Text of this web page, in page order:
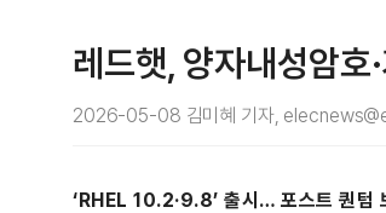
레드햇, 양자내성암호
2026-05-08 김미혜 기자,
‘RHEL 10.2·9.8’ 출시… 포스트 퀀텀